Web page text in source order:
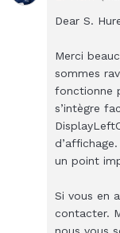
Dear S.
Merci
sommes
fonctionne
s’intègre
un point
Si vous en
contacter.